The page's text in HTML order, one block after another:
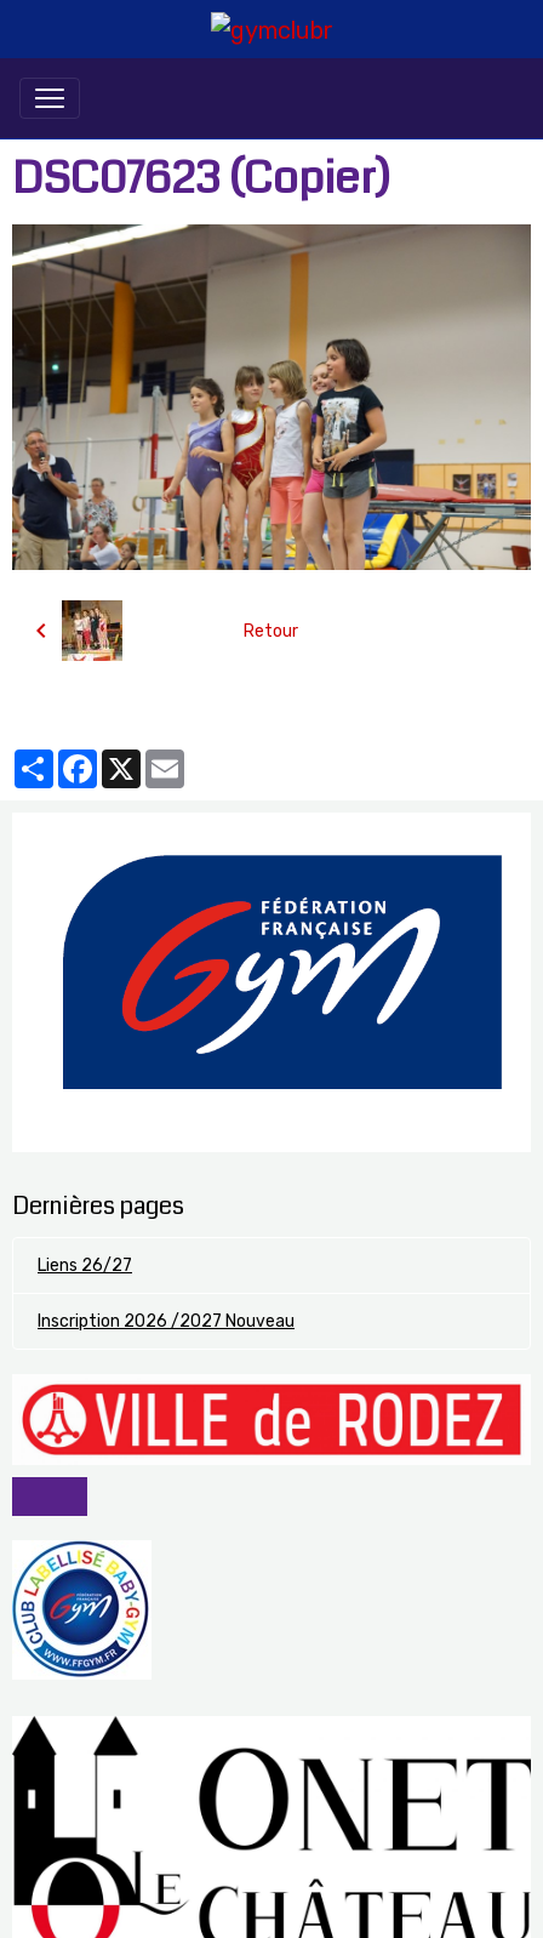
DSC07623 (Copier)
Retour
PartagerFacebook
X
Dernières pages
Liens 26/27
Inscription 2026 /2027 Nouveau